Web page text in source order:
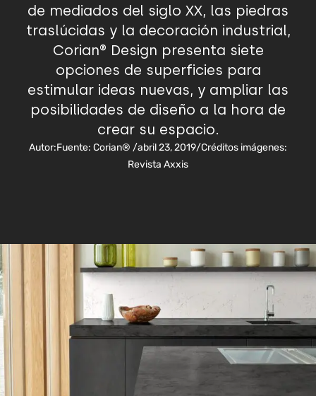
de mediados del siglo XX, las piedras
traslúcidas y la decoración industrial,
Corian® Design presenta siete
opciones de superficies para
estimular ideas nuevas, y ampliar las
posibilidades de diseño a la hora de
crear su espacio.
Autor:Fuente: Corian® /abril 23, 2019/Créditos imágenes:
Revista Axxis